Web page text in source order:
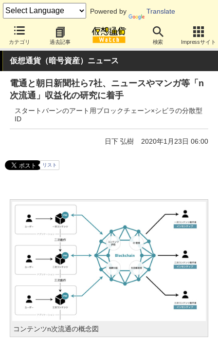
Powered by Translate
カテゴリ 過去記事 検索 Impressサイト
仮想通貨（暗号資産）ニュース
電通と朝日新聞社ら7社、ニュースやマンガ等「n
次流通」収益化の研究に着手
スタートバーンのアート用ブロックチェーン×シビラの分散型
ID
日下 弘樹 2020年1月23日 06:00
リスト
コンテンツn次流通の概念図